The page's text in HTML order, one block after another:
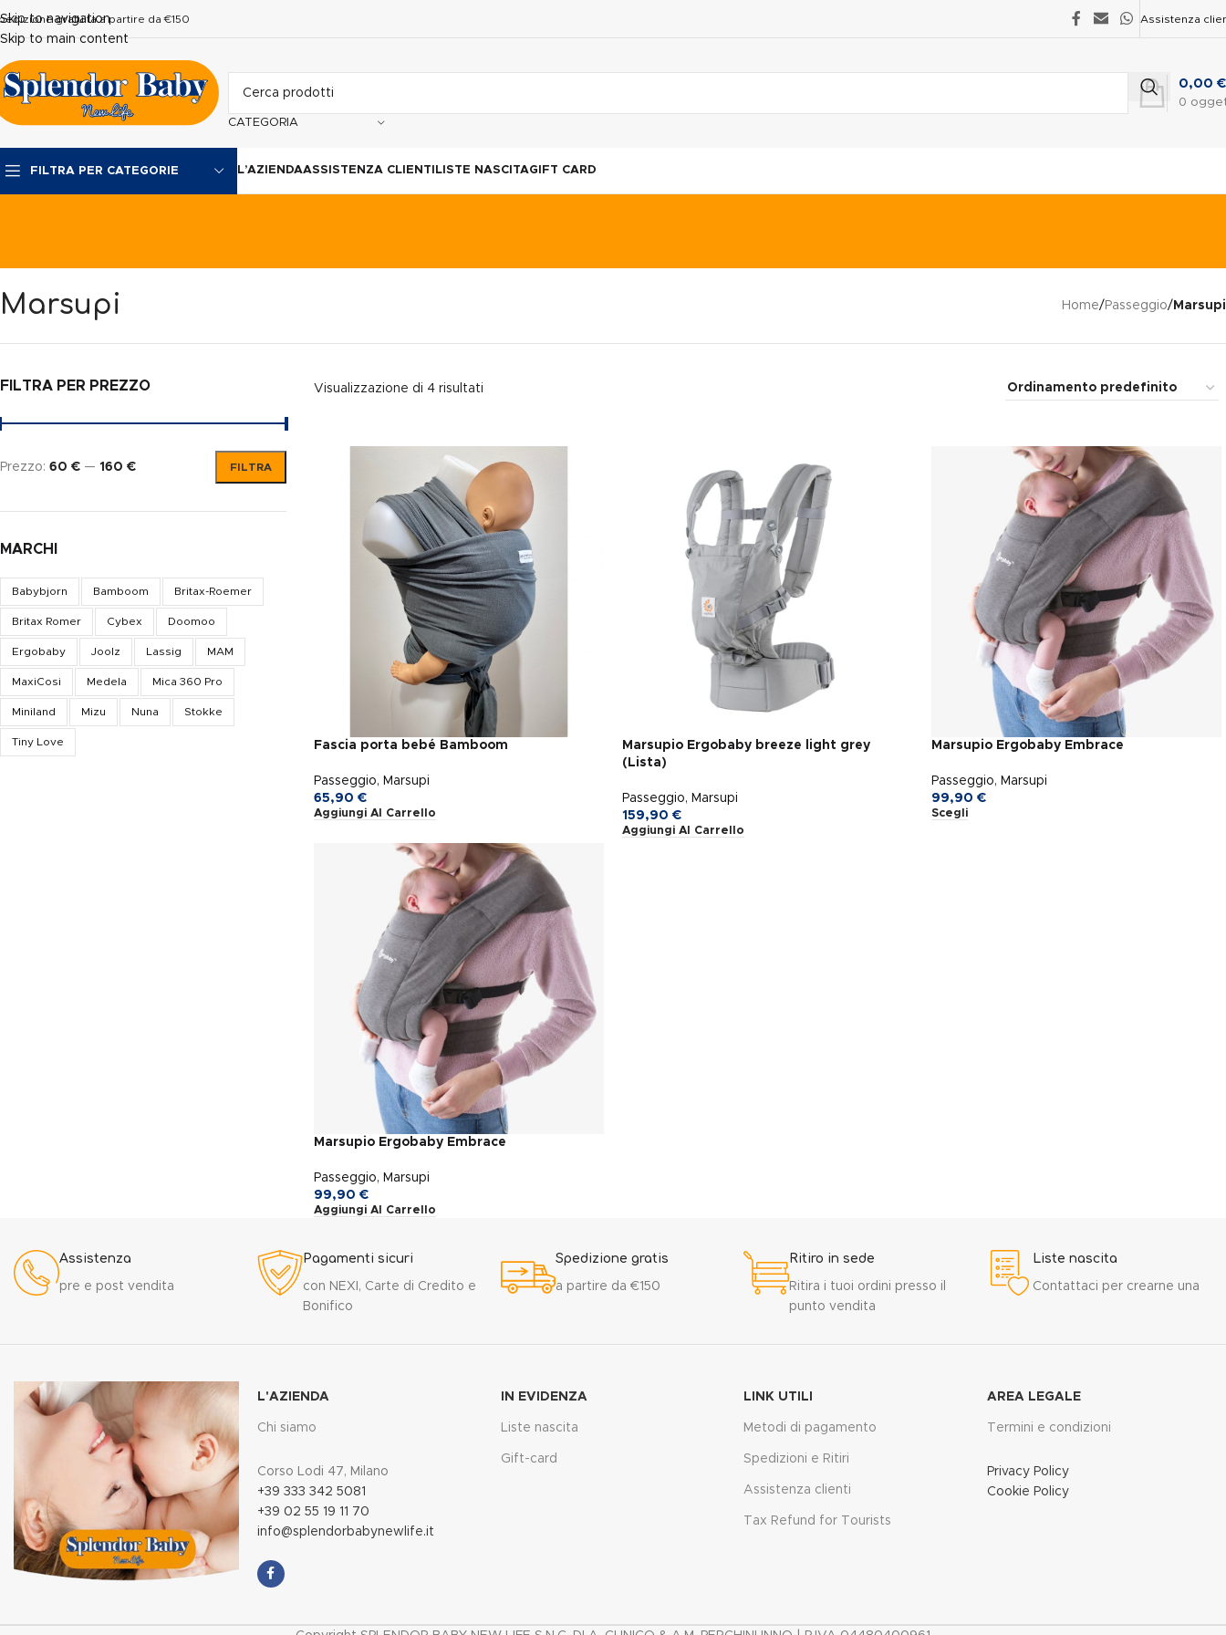
Skip to navigation
Skip to main content
gratuita a partire da €150 Assistenza
CATEGORIA
0
0,00 €
FILTRA PER CATEGORIE L’AZIENDAASSISTENZA CLIENTI LISTE NASCITAGIFT CARD
Marsupi Home/ Passeggio/ Marsupi
FILTRA PER PREZZO
FILTRA
Prezzo: 60 € — 160 €
MARCHI
Babybjorn Bamboom Britax-Roemer
Britax Romer Cybex Doomoo
Ergobaby Joolz Lassig MAM
MaxiCosi Medela Mica 360 Pro
Miniland Mizu Nuna Stokke
Tiny Love
Visualizzazione di 4 risultati
Fascia porta bebé Bamboom
Passeggio, Marsupi
65,90 €
Aggiungi Al Carrello
Marsupio Ergobaby breeze light grey
(Lista)
Passeggio, Marsupi
159,90€
Aggiungi Al Carrello
Marsupio Ergobaby Embrace
Passeggio, Marsupi
99,90 €
Scegli
Marsupio Ergobaby Embrace
Passeggio, Marsupi
99,90 €
Aggiungi Al Carrello
Assistenza
pre e post vendita
Pagamenti sicuri
con NEXI, Carte di Credito e
Bonifico
Spedizione gratis
a partire da €150
Ritiro in sede
Ritira i tuoi ordini presso il
punto vendita
Liste nascita
Contattaci per crearne una
L'AZIENDA
Chi siamo
Corso Lodi 47, Milano
+39 333 342 5081
+39 02 55 19 11 70
info@splendorbabynewlife.it
IN EVIDENZA
Liste nascita
Gift-card
LINK UTILI
Metodi di pagamento
Spedizioni e Ritiri
Assistenza clienti
Tax Refund for Tourists
AREA LEGALE
Termini e condizioni
Privacy Policy
Cookie Policy